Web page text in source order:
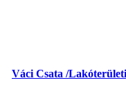
Váci Csata /